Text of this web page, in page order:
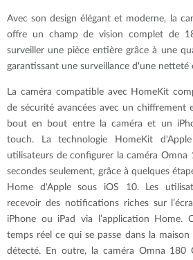
Avec son design élégant et moderne, la
offre un champ de vision complet de
surveiller une pièce entière grâce à une
garantissant une surveillance d'une netteté
La caméra compatible avec HomeKit
de sécurité avancées avec un
bout en bout entre la caméra et un
touch. La technologie HomeKit
utilisateurs de configurer la caméra Omna
secondes seulement, grâce à quelques
Home d'Apple sous iOS 10. Les
recevoir des notifications riches sur l ’
iPhone ou iPad via l ’application Home.
temps réel ce qui se passe dans la
détecté. En outre, la caméra Omna